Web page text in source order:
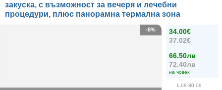
закуска, с възможност за вечеря и лечебни
процедури, плюс панорамна термална зона
34.00€
37.02€
66.50лв
72.40лв
на човек
1.09-30.09
-8%